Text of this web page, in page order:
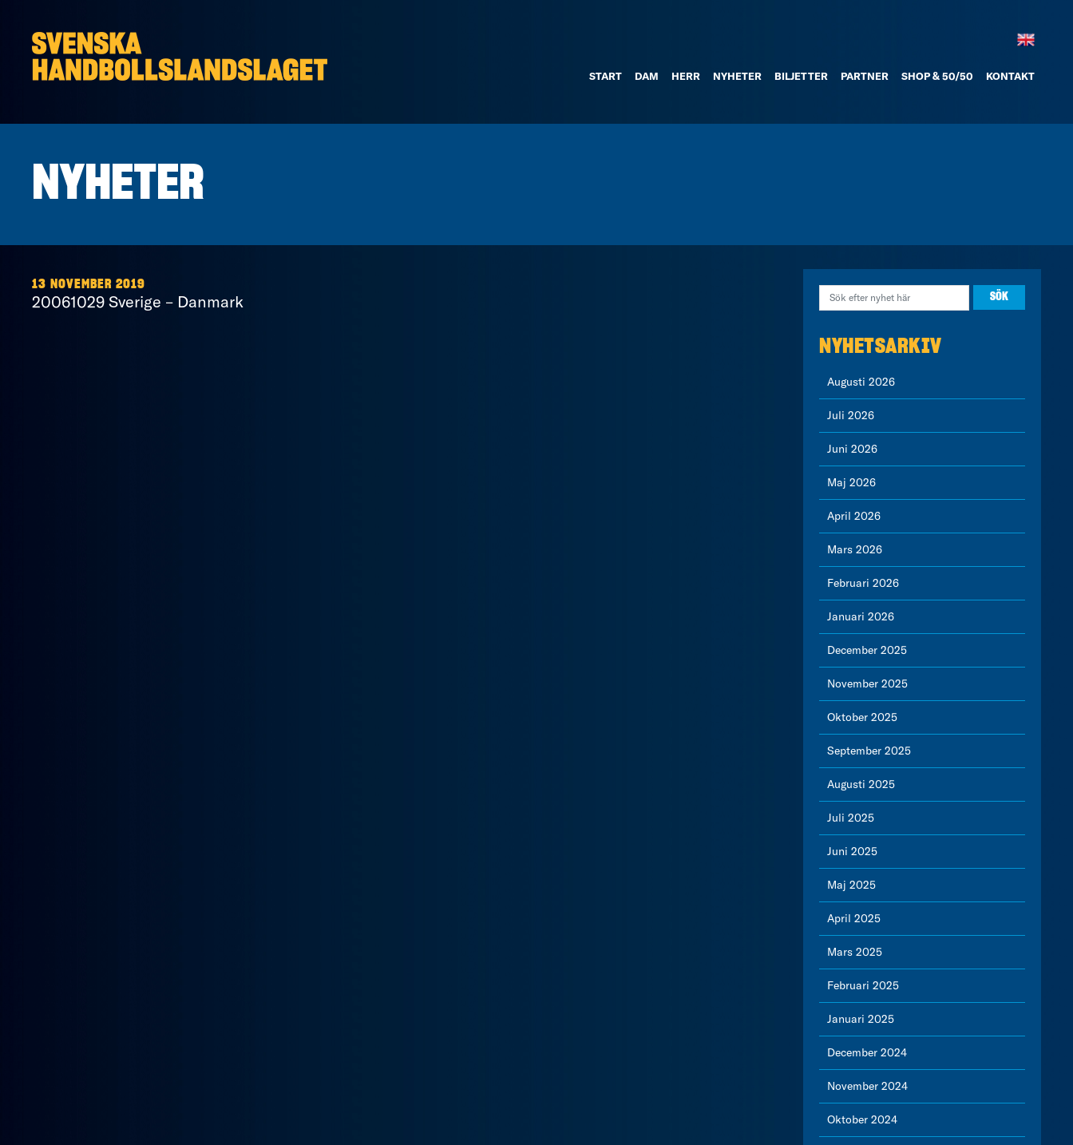
START DAM HERR NYHETER BILJETTER PARTNER SHOP & 50/50 KONTAKT
NYHETER
13 NOVEMBER 2019
20061029 Sverige – Danmark
NYHETSARKIV
Augusti 2026
Juli 2026
Juni 2026
Maj 2026
April 2026
Mars 2026
Februari 2026
Januari 2026
December 2025
November 2025
Oktober 2025
September 2025
Augusti 2025
Juli 2025
Juni 2025
Maj 2025
April 2025
Mars 2025
Februari 2025
Januari 2025
December 2024
November 2024
Oktober 2024